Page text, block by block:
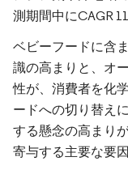
測期間中にCAGR
ベビーフードに含
識の高まりと、オ
性が、消費者を化
ードへの切り替え
する懸念の高まり
寄与する主要な要